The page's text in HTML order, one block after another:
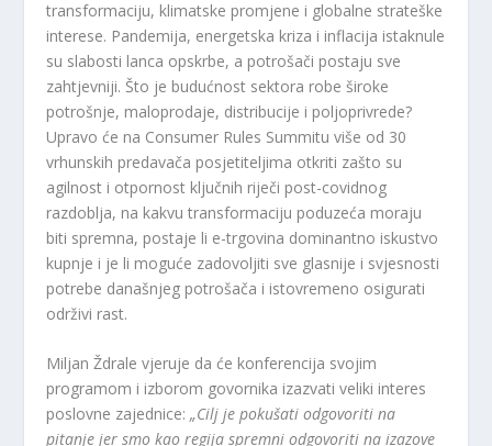
transformaciju, klimatske promjene i globalne strateške
interese. Pandemija, energetska kriza i inflacija istaknule
su slabosti lanca opskrbe, a potrošači postaju sve
zahtjevniji. Što je budućnost sektora robe široke
potrošnje, maloprodaje, distribucije i poljoprivrede?
Upravo će na Consumer Rules Summitu više od 30
vrhunskih predavača posjetiteljima otkriti zašto su
agilnost i otpornost ključnih riječi post-covidnog
razdoblja, na kakvu transformaciju poduzeća moraju
biti spremna, postaje li e-trgovina dominantno iskustvo
kupnje i je li moguće zadovoljiti sve glasnije i svjesnosti
potrebe današnjeg potrošača i istovremeno osigurati
održivi rast.
Miljan Ždrale vjeruje da će konferencija svojim
programom i izborom govornika izazvati veliki interes
poslovne zajednice:„Cilj je pokušati odgovoriti na
pitanje jer smo kao regija spremni odgovoriti na izazove